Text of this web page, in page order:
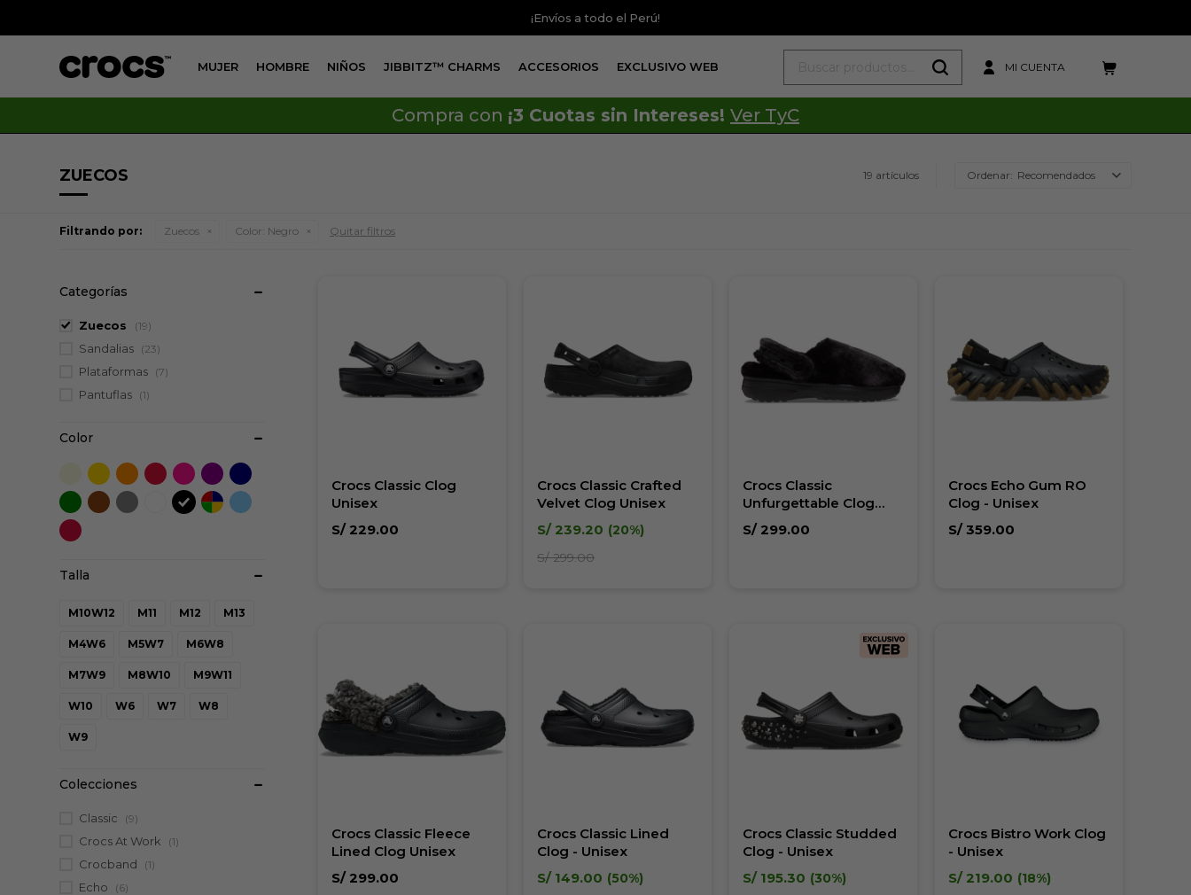
¡Envíos a todo el Perú!
MUJER HOMBRE NIÑOS JIBBITZ™ CHARMS ACCESORIOS EXCLUSIVO WEB
Compra con ¡3 Cuotas sin Intereses! Ver TyC
ZUECOS 19 artículos Recomendados
Filtrando por: Zuecos Color: Negro Quitar filtros
Crocs Classic Clog
Unisex
S/ 229.00
Crocs Classic Crafted
Velvet Clog Unisex
S/ 239.20 20
S/ 299.00
Crocs Classic
Unfurgettable Clog
Unisex
S/ 299.00
Crocs Echo Gum RO
Clog - Unisex
S/ 359.00
Crocs Classic Fleece
Lined Clog Unisex
S/ 299.00
Crocs Classic Lined
Clog - Unisex
S/ 149.00 50
Crocs Classic Studded
Clog - Unisex
S/ 195.30 30
Crocs Bistro Work Clog
- Unisex
S/ 219.00 18
Categorías
Zuecos (19)
Sandalias (23)
Plataformas (7)
Pantuflas (1)
M10W12 M11 M12 M13
M4W6 M5W7 M6W8
M7W9 M8W10 M9W11
W10 W6 W7 W8
W9
Color
Colecciones
Classic (9)
Crocs At Work (1)
Crocband (1)
Echo (6)